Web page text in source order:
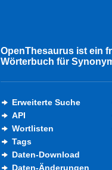
OpenThesaurus ist ein
Wörterbuch für
Erweiterte Suche
API
Wortlisten
Tags
Daten-Download
Daten-Änderungen